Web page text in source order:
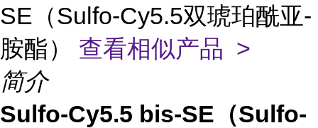
SE（Sulfo-Cy5.5双琥珀酰亚-
胺酯） 查看相似产品 >
简介
Sulfo-Cy5.5 bis-SE（Sulfo-